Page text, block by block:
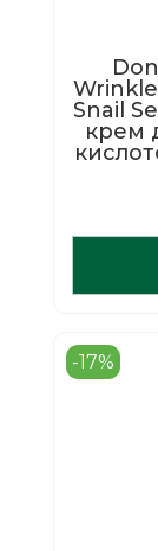
Snail
крем
-17%